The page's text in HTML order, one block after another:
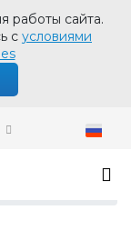
работы сайта.
с условиями